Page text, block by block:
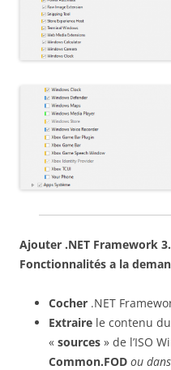
Ajouter .NET Framework
Fonctionnalités a la
Cocher .NET
Extraire le contenu
« sources » de l’ISO
Common.FOD ou